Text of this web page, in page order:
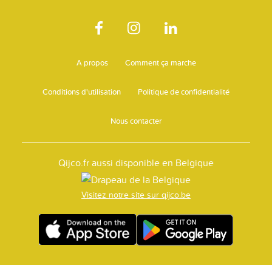
A propos Comment ça marche
Conditions d'utilisation Politique de confidentialité
Nous contacter
Qijco.fr aussi disponible en Belgique
Visitez notre site sur qijco.be